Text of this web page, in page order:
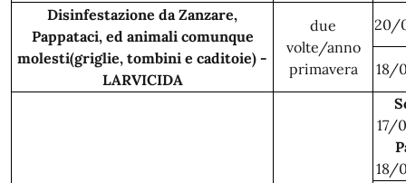
Disinfestazione da Zanzare,
Pappataci, ed animali comunque
molesti(griglie, tombini e caditoie) -
LARVICIDA
due
volte/anno
primavera
20/
18/
17/
18/